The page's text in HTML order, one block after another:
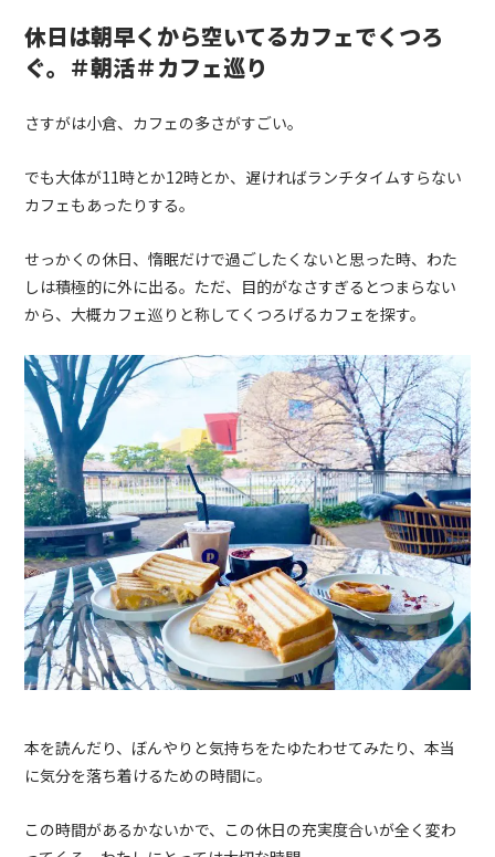
休日は朝早くから空いてるカフェでくつろ
ぐ。＃朝活＃カフェ巡り
さすがは小倉、カフェの多さがすごい。
でも大体が11時とか12時とか、遅ければランチタイムすらない
カフェもあったりする。
せっかくの休日、惰眠だけで過ごしたくないと思った時、わた
しは積極的に外に出る。ただ、目的がなさすぎるとつまらない
から、大概カフェ巡りと称してくつろげるカフェを探す。
本を読んだり、ぼんやりと気持ちをたゆたわせてみたり、本当
に気分を落ち着けるための時間に。
この時間があるかないかで、この休日の充実度合いが全く変わ